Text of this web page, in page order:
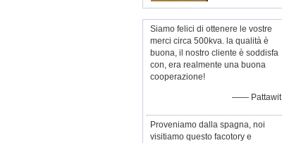
Siamo felici di ottenere le vostre
merci circa 500kva. la qualità è
buona, il nostro cliente è soddisfa
con, era realmente una buona
cooperazione!
—— Pattawit
Proveniamo dalla spagna, noi
visitiamo questo facotory e